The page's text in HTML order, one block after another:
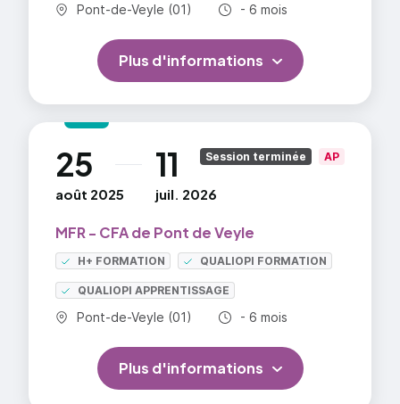
Commune :
Pont-de-Veyle (01) Durée totale :
- 6 mois
Plus d'informations
25
août 2025
au 11
juil. 2026
MFR - CFA de Pont de Veyle
H+ FORMATION QUALIOPI FORMATION
QUALIOPI APPRENTISSAGE
Commune :
Pont-de-Veyle (01) Durée totale :
- 6 mois
Session terminée AP
Plus d'informations